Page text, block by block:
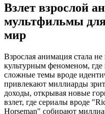
Взлет взрослой
мультфильмы
мир
Взрослая анимация стала
культурным феноменом,
сложные темы вроде
привлекают миллиарды
доходы, открывая новые
взлет, где сериалы вроде
Horseman" собирают